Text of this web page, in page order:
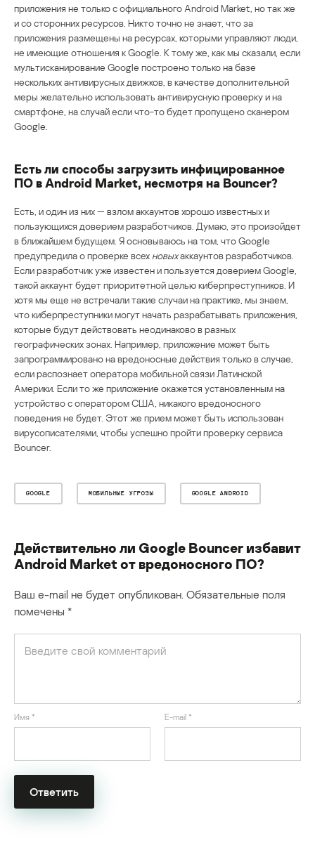
приложения не только c официального Android Market, но так же
и со сторонних ресурсов. Никто точно не знает, что за
приложения размещены на ресурсах, которыми управляют люди,
не имеющие отношения к Google. К тому же, как мы сказали, если
мультисканирование Google построено только на базе
нескольких антивирусных движков, в качестве дополнительной
меры желательно использовать антивирусную проверку и на
смартфоне, на случай если что-то будет пропущено сканером
Google.
Есть ли способы загрузить инфицированное
ПО в Android Market, несмотря на Bouncer?
Есть, и один из них — взлом аккаунтов хорошо известных и
пользующихся доверием разработчиков. Думаю, это произойдет
в ближайшем будущем. Я основываюсь на том, что Google
предупредила о проверке всех новыхаккаунтов разработчиков.
Если разработчик уже известен и пользуется доверием Google,
такой аккаунт будет приоритетной целью киберпреступников. И
хотя мы еще не встречали такие случаи на практике, мы знаем,
что киберпреступники могут начать разрабатывать приложения,
которые будут действовать неодинаково в разных
географических зонах. Например, приложение может быть
запрограммировано на вредоносные действия только в случае,
если распознает оператора мобильной связи Латинской
Америки. Если то же приложение окажется установленным на
устройство с оператором США, никакого вредоносного
поведения не будет. Этот же прием может быть использован
вирусописателями, чтобы успешно пройти проверку сервиса
Bouncer.
GOOGLE МОБИЛЬНЫЕ УГРОЗЫ GOOGLE ANDROID
Действительно ли Google Bouncer избавит
Android Market от вредоносного ПО?
Ваш e-mail не будет опубликован. Обязательные поля
помечены *
Имя * E-mail *